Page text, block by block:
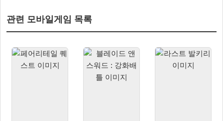
관련 모바일게임 목록